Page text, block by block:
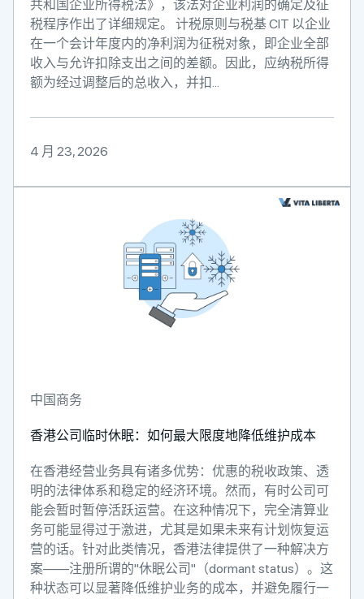
共和国企业所得税法》，该法对企业利润的确定及征
税程序作出了详细规定。 计税原则与税基 CIT 以企业
在一个会计年度内的净利润为征税对象，即企业全部
收入与允许扣除支出之间的差额。因此，应纳税所得
额为经过调整后的总收入，并扣...
4 月 23, 2026
中国商务
香港公司临时休眠：如何最大限度地降低维护成本
在香港经营业务具有诸多优势：优惠的税收政策、透
明的法律体系和稳定的经济环境。然而，有时公司可
能会暂时暂停活跃运营。在这种情况下，完全清算业
务可能显得过于激进，尤其是如果未来有计划恢复运
营的话。针对此类情况，香港法律提供了一种解决方
案——注册所谓的"休眠公司"（dormant status）。这
种状态可以显著降低维护业务的成本，并避免履行一